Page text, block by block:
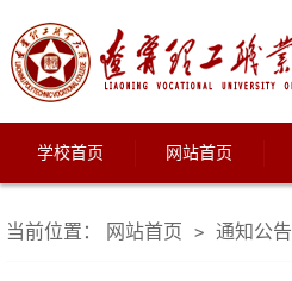
学校首页 网站首页
当前位置： 网站首页 > 通知公告